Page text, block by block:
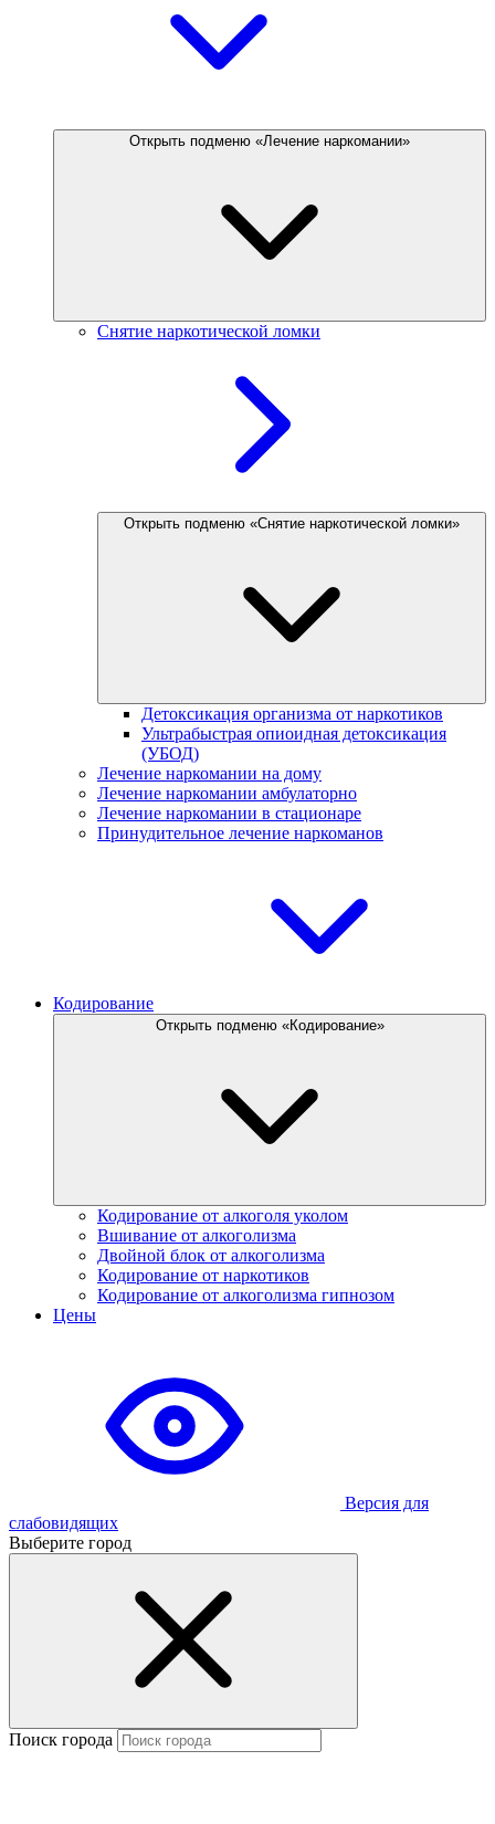
Открыть подменю «Лечение наркомании»
Снятие наркотической ломки
Открыть подменю «Снятие наркотической ломки»
Детоксикация организма от наркотиков
Ультрабыстрая опиоидная детоксикация
(УБОД)
Лечение наркомании на дому
Лечение наркомании амбулаторно
Лечение наркомании в стационаре
Принудительное лечение наркоманов
Кодирование
Открыть подменю «Кодирование»
Кодирование от алкоголя уколом
Вшивание от алкоголизма
Двойной блок от алкоголизма
Кодирование от наркотиков
Кодирование от алкоголизма гипнозом
Цены
Версия для
слабовидящих
Выберите город
Поиск города